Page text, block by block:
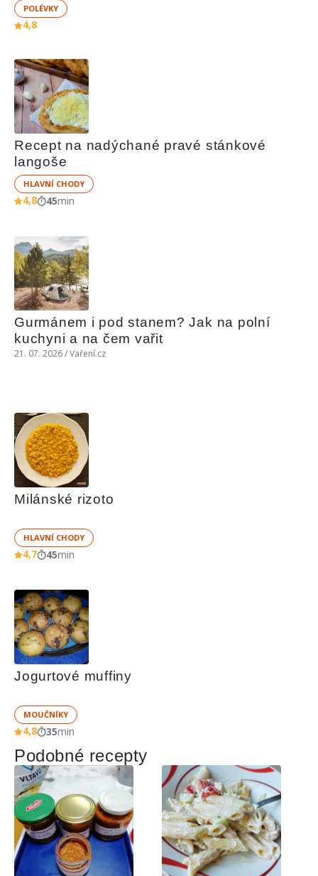
POLÉVKY
4,8
Recept na nadýchané pravé stánkové
langoše
HLAVNÍ CHODY
4,8 45min
Gurmánem i pod stanem? Jak na polní
kuchyni a na čem vařit
21. 07. 2026 / Vaření.cz
Milánské rizoto
HLAVNÍ CHODY
4,7 45min
Jogurtové muffiny
MOUČNÍKY
4,8 35min
Podobné recepty